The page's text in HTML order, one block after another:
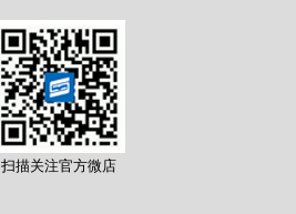
扫描关注官方微店